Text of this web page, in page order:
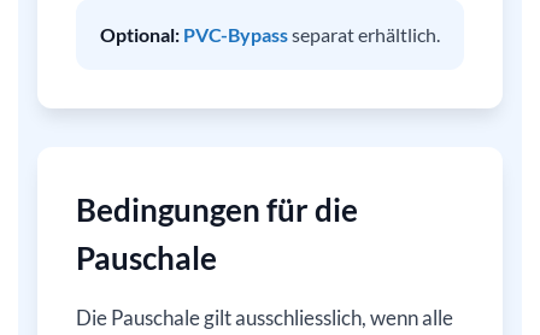
Optional: PVC-Bypassseparat erhältlich.
Bedingungen für die
Pauschale
Die Pauschale gilt ausschliesslich, wenn alle